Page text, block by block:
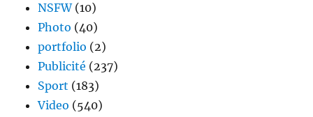
NSFW(10)
Photo (40)
portfolio (2)
Publicité (237)
Sport (183)
Video (540)